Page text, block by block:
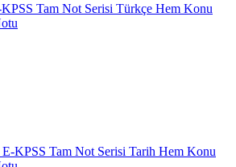
KPSS Tam Not Serisi Türkçe Hem Konu